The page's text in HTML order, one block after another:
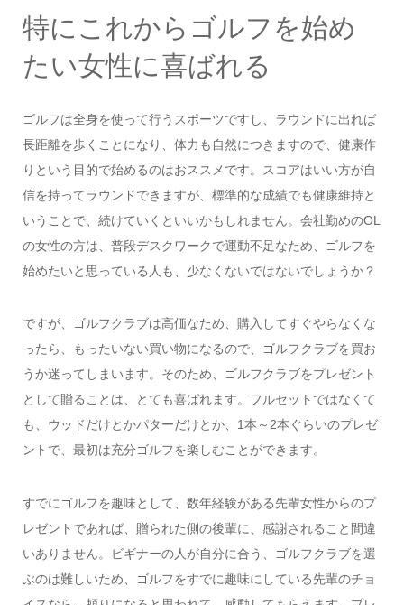
特にこれからゴルフを始め
たい女性に喜ばれる
ゴルフは全身を使って行うスポーツですし、ラウンドに出れば
長距離を歩くことになり、体力も自然につきますので、健康作
りという目的で始めるのはおススメです。スコアはいい方が自
信を持ってラウンドできますが、標準的な成績でも健康維持と
いうことで、続けていくといいかもしれません。会社勤めのOL
の女性の方は、普段デスクワークで運動不足なため、ゴルフを
始めたいと思っている人も、少なくないではないでしょうか？
ですが、ゴルフクラブは高価なため、購入してすぐやらなくな
ったら、もったいない買い物になるので、ゴルフクラブを買お
うか迷ってしまいます。そのため、ゴルフクラブをプレゼント
として贈ることは、とても喜ばれます。フルセットではなくて
も、ウッドだけとかパターだけとか、1本～2本ぐらいのプレゼ
ントで、最初は充分ゴルフを楽しむことができます。
すでにゴルフを趣味として、数年経験がある先輩女性からのプ
レゼントであれば、贈られた側の後輩に、感謝されること間違
いありません。ビギナーの人が自分に合う、ゴルフクラブを選
ぶのは難しいため、ゴルフをすでに趣味にしている先輩のチョ